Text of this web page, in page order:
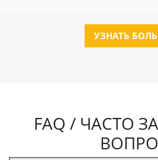
УЗНАТЬ
FAQ / ЧАСТО